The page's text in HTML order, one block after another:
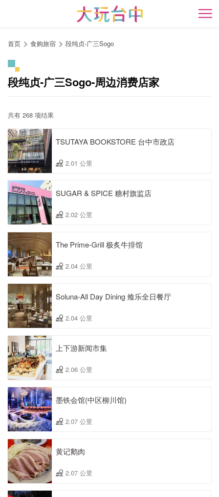
开
首页 食购旅宿 段纯贞-广三Sogo
段纯贞-广三Sogo-周边消费店家
共有 268 项结果
TSUTAYA BOOKSTORE 台中市政店
2.01 公里
SUGAR & SPICE 糖村旗监店
2.02 公里
The Prime-Grill 极炙牛排馆
2.04 公里
Soluna-All Day Dining 飨乐全日餐厅
2.04 公里
上下游新闻市集
2.06 公里
墨铁会馆(中区柳川馆)
2.07 公里
黄记鹅肉
2.07 公里